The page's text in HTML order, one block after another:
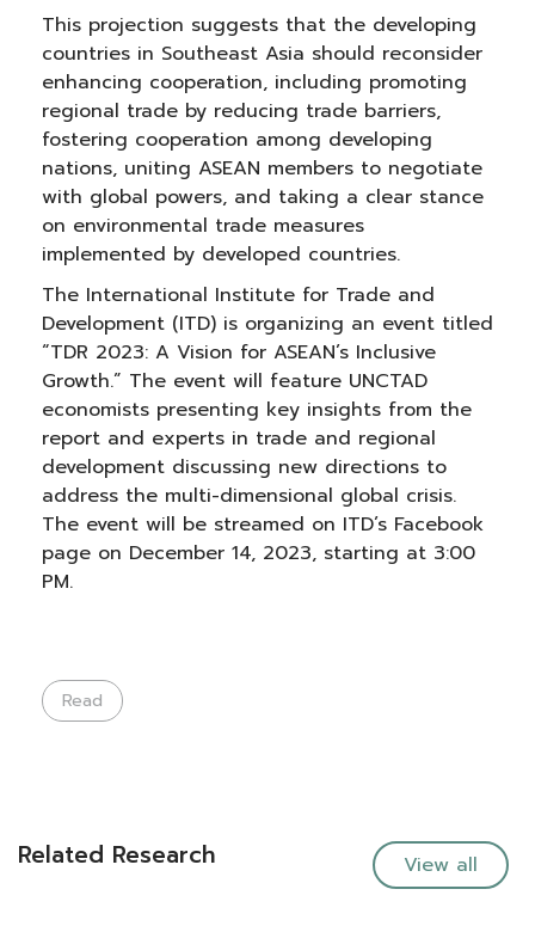
This projection suggests that the developing
countries in Southeast Asia should reconsider
enhancing cooperation, including promoting
regional trade by reducing trade barriers,
fostering cooperation among developing
nations, uniting ASEAN members to negotiate
with global powers, and taking a clear stance
on environmental trade measures
implemented by developed countries.
The International Institute for Trade and
Development (ITD) is organizing an event titled
“TDR 2023: A Vision for ASEAN’s Inclusive
Growth.” The event will feature UNCTAD
economists presenting key insights from the
report and experts in trade and regional
development discussing new directions to
address the multi-dimensional global crisis.
The event will be streamed on ITD’s Facebook
page on December 14, 2023, starting at 3:00
PM.
Read
Related Research View all